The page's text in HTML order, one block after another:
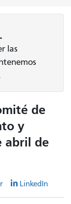
las
de
y
abril de
LinkedIn